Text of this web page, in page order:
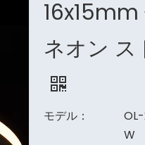
16x15mm
ネオン ス
モデル：
W